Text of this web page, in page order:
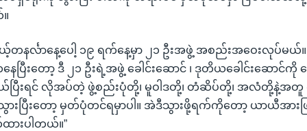
တနင်္လာနေ့ပေါ့ ၁၉ ရက်နေ့မှာ ၂၁ ဦးအဖွဲ့ အစည်းအဝေးလုပ်မယ်
ပြီးတော့ ဒီ ၂၁ ဦးရဲ့အဖွဲ့ ခေါင်းဆောင် ၊ ဒုတိယခေါင်းဆောင်ကို ရွ
ယ်ပြီးရင် လိုအပ်တဲ့ ဖွဲ့စည်းပုံတို့၊ မူဝါဒတို့၊ တံဆိပ်တို့၊ အလံတို့နဲ့အတူ
ားပြီးတော့ မှတ်ပုံတင်ရမှာပါ။ အဲဒီသွားဖို့ရက်ကိုတော့ ယာယီအားဖ
းပါတယ်။”